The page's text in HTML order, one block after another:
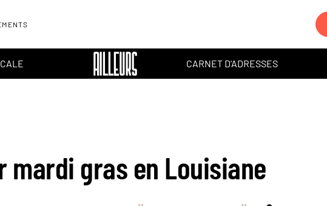
CARNET D'ADRESSES
mardi gras en Louisiane